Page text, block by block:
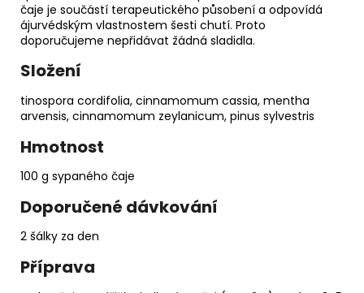
čaje je součástí terapeutického působení a odpovídá
ájurvédským vlastnostem šesti chutí. Proto
doporučujeme nepřidávat žádná sladidla.
Složení
tinospora cordifolia, cinnamomum cassia, mentha
arvensis, cinnamomum zeylanicum, pinus sylvestris
Hmotnost
100 g sypaného čaje
Doporučené dávkování
2 šálky za den
Příprava